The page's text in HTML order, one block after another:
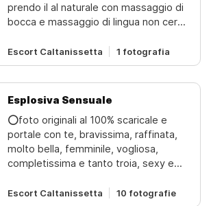
prendo il al naturale con massaggio di
bocca e massaggio di lingua non cerco
intrigante divertente… sono disposta
a godere e di farti godere tanti... sono
sentire la tua voglia mentre te lo
pompino piano piano in su e in giù
...legame tutta .69 ardente... pioggia
dorata.. patatina stretta labbra
carnosa leccare leccare bene... ...
tutto con me e senza fretta massaggi
anche amante della pecorina
Escort Caltanissetta 1 fotografia
Esplosiva Sensuale
⭕foto originali al 100% scaricale e
portale con te, bravissima, raffinata,
molto bella, femminile, vogliosa,
completissima e tanto troia, sexy e
per gustare un rapporto senza limiti,
Escort Caltanissetta 10 fotografie